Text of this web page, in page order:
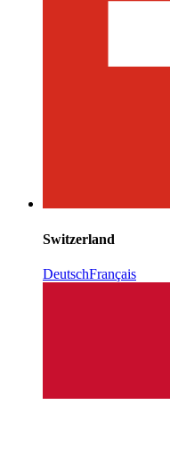
Switzerland
DeutschFrançais